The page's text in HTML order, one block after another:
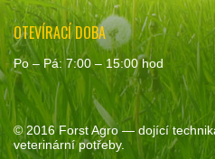
OTEVÍRACÍ DOBA
Po – Pá: 7:00 – 15:00 hod
© 2016Forst Agro— dojící
veterinární potřeby.